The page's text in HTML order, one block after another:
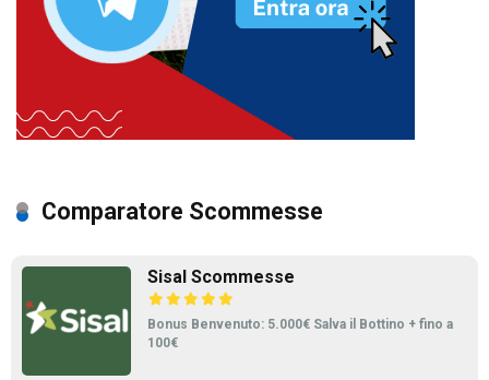
Comparatore Scommesse
Sisal Scommesse
Bonus Benvenuto: 5.000€ Salva il Bottino + fino a
100€